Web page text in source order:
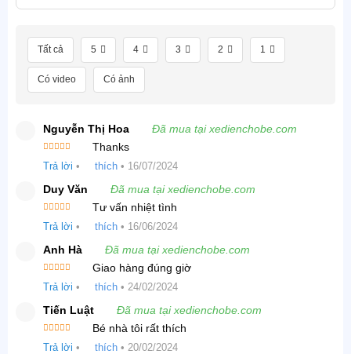
Tất cả 5 4 3 2 1
Có video Có ảnh
Nguyễn Thị Hoa Đã mua tại xedienchobe.com
xếp hạng
Thanks
Trả lời • thích • 16/07/2024
Duy Văn Đã mua tại xedienchobe.com
hạng 55
Tư vấn nhiệt tình
Trả lời • thích • 16/06/2024
Anh Hà Đã mua tại xedienchobe.com
xếp hạng
Giao hàng đúng giờ
Trả lời • thích • 24/02/2024
Tiến Luật Đã mua tại xedienchobe.com
hạng 55
Bé nhà tôi rất thích
Trả lời • thích • 20/02/2024